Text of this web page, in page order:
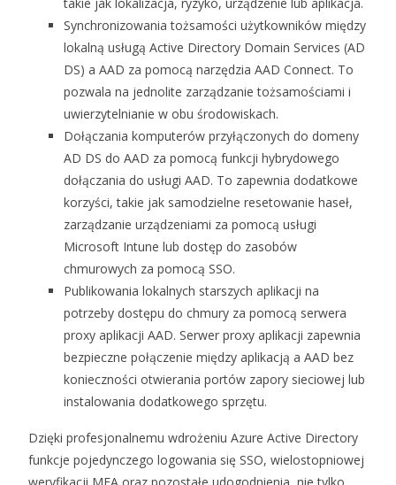
Synchronizowania tożsamości użytkowników między
lokalną usługą Active Directory Domain Services (AD
DS) a AAD za pomocą narzędzia AAD Connect. To
pozwala na jednolite zarządzanie tożsamościami i
uwierzytelnianie w obu środowiskach.
Dołączania komputerów przyłączonych do domeny
AD DS do AAD za pomocą funkcji hybrydowego
dołączania do usługi AAD. To zapewnia dodatkowe
korzyści, takie jak samodzielne resetowanie haseł,
zarządzanie urządzeniami za pomocą usługi
Microsoft Intune lub dostęp do zasobów
chmurowych za pomocą SSO.
Publikowania lokalnych starszych aplikacji na
potrzeby dostępu do chmury za pomocą serwera
proxy aplikacji AAD. Serwer proxy aplikacji zapewnia
bezpieczne połączenie między aplikacją a AAD bez
konieczności otwierania portów zapory sieciowej lub
instalowania dodatkowego sprzętu.
Dzięki profesjonalnemu wdrożeniu Azure Active Directory
funkcje pojedynczego logowania się SSO, wielostopniowej